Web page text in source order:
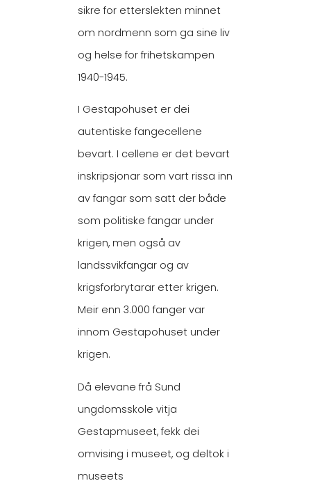
sikre for etterslekten minnet
om nordmenn som ga sine liv
og helse for frihetskampen
1940-1945.
I Gestapohuset er dei
autentiske fangecellene
bevart. I cellene er det bevart
inskripsjonar som vart rissa inn
av fangar som satt der både
som politiske fangar under
krigen, men også av
landssvikfangar og av
krigsforbrytarar etter krigen.
Meir enn 3.000 fanger var
innom Gestapohuset under
krigen.
Då elevane frå Sund
ungdomsskole vitja
Gestapmuseet, fekk dei
omvising i museet, og deltok i
museets